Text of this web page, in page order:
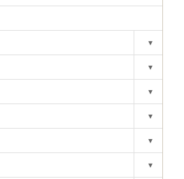
▾
▾
▾
▾
▾
▾